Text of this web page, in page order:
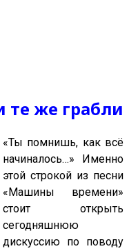
те же грабли
«Ты помнишь, как всё
начиналось…» Именно
этой строкой из песни
«Машины времени»
стоит открыть
сегодняшнюю
дискуссию по поводу